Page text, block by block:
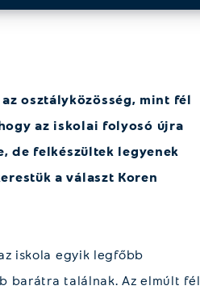
osztályközösség, mint fél
az iskolai folyosó újra
de felkészültek legyenek
a választ Koren
iskola egyik legfőbb
barátra találnak. Az elmúlt fél